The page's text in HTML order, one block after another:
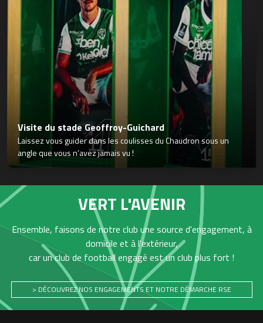
Visite du stade Geoffroy-Guichard
Laissez vous guider dans les coulisses du Chaudron sous un
angle que vous n’avez jamais vu !
VERT L'AVENIR
Ensemble, faisons de notre club une source d'engagement, à
domicile et à l'extérieur,
car un club de football engagé est un club plus fort !
> DÉCOUVREZ NOS ENGAGEMENTS ET NOTRE DÉMARCHE RSE